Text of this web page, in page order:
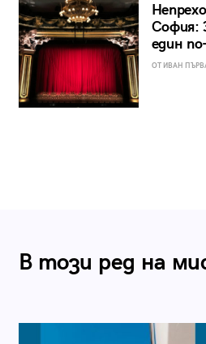
София:
един
ОТ ИВАН
В този ред на